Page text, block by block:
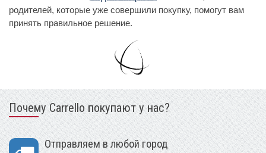
родителей, которые уже совершили покупку, помогут вам
принять правильное решение.
Почему Carrello покупают у нас?
Отправляем в любой город